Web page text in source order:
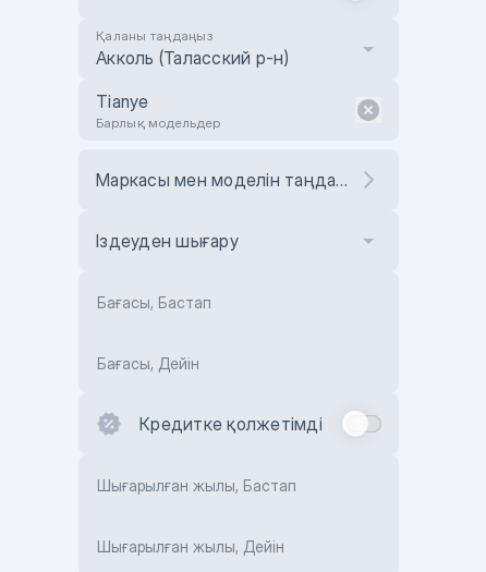
Қаланы таңдаңыз
Акколь (Таласский р-н)
Tianye
Барлық модельдер
Маркасы мен моделін таңдаңыз
Іздеуден шығару
Бағасы, Бастап
Бағасы, Дейін
Кредитке қолжетімді
Шығарылған жылы, Бастап
Шығарылған жылы, Дейін